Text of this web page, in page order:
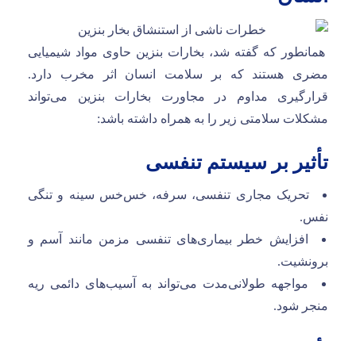
همانطور که گفته شد، بخارات بنزین حاوی مواد شیمیایی
مضری هستند که بر سلامت انسان اثر مخرب دارد.
قرارگیری مداوم در مجاورت بخارات بنزین می‌تواند
مشکلات سلامتی زیر را به همراه داشته باشد:
تأثیر بر سیستم تنفسی
تحریک مجاری تنفسی، سرفه، خس‌خس سینه و تنگی
نفس.
افزایش خطر بیماری‌های تنفسی مزمن مانند آسم و
برونشیت.
مواجهه طولانی‌مدت می‌تواند به آسیب‌های دائمی ریه
منجر شود.